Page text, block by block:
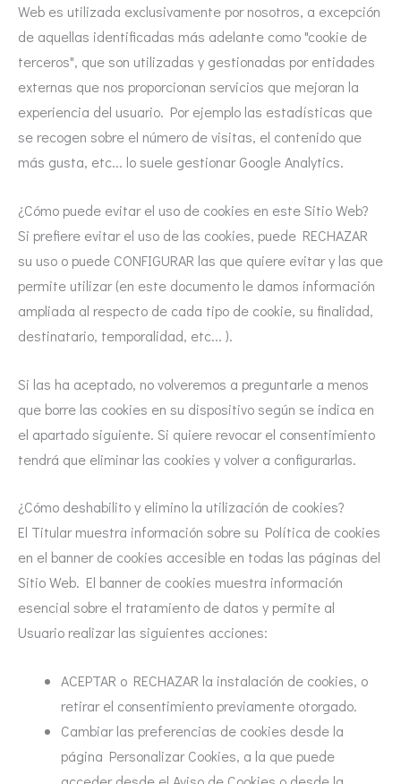
Web es utilizada exclusivamente por nosotros, a excepción
de aquellas identificadas más adelante como "cookie de
terceros", que son utilizadas y gestionadas por entidades
externas que nos proporcionan servicios que mejoran la
experiencia del usuario. Por ejemplo las estadísticas que
se recogen sobre el número de visitas, el contenido que
más gusta, etc... lo suele gestionar Google Analytics.
¿Cómo puede evitar el uso de cookies en este Sitio Web?
Si prefiere evitar el uso de las cookies, puede RECHAZAR
su uso o puede CONFIGURAR las que quiere evitar y las que
permite utilizar (en este documento le damos información
ampliada al respecto de cada tipo de cookie, su finalidad,
destinatario, temporalidad, etc... ).
Si las ha aceptado, no volveremos a preguntarle a menos
que borre las cookies en su dispositivo según se indica en
el apartado siguiente. Si quiere revocar el consentimiento
tendrá que eliminar las cookies y volver a configurarlas.
¿Cómo deshabilito y elimino la utilización de cookies?
El Titular muestra información sobre su Política de cookies
en el banner de cookies accesible en todas las páginas del
Sitio Web. El banner de cookies muestra información
esencial sobre el tratamiento de datos y permite al
Usuario realizar las siguientes acciones:
ACEPTAR o RECHAZAR la instalación de cookies, o
retirar el consentimiento previamente otorgado.
Cambiar las preferencias de cookies desde la
página Personalizar Cookies, a la que puede